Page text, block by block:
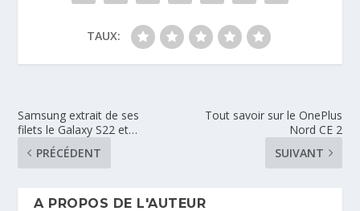
TAUX:
Samsung extrait de ses
filets le Galaxy S22 et…
PRÉCÉDENT
Tout savoir sur le OnePlus
Nord CE 2
SUIVANT
A PROPOS DE L'AUTEUR